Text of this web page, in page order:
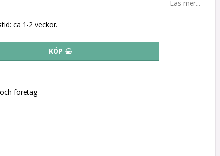
Läs mer...
ca 1-2 veckor.
KÖP
företag